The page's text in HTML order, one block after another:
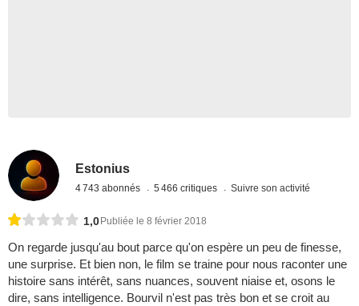
Estonius
4 743 abonnés 5 466 critiques Suivre son activité
1,0 Publiée le 8 février 2018
On regarde jusqu'au bout parce qu'on espère un peu de finesse,
une surprise. Et bien non, le film se traine pour nous raconter une
histoire sans intérêt, sans nuances, souvent niaise et, osons le
dire, sans intelligence. Bourvil n'est pas très bon et se croit au